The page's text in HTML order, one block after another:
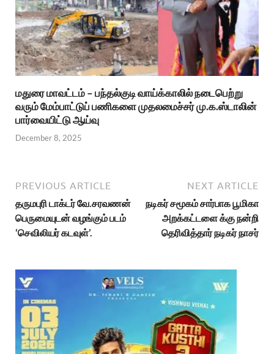
மதுரை மாவட்டம் – பந்தல்குடி வாய்க்காலில் நடைபெற்று
வரும் மேம்பாட்டுப் பணிகளை முதலமைச்சர் மு.க.ஸ்டாலின்
பார்வையிட்டு ஆய்வு
December 8, 2025
PREVIOUS ARTICLE
தருமபுரி டாக்டர் வே.சரவணன்
பெருமையுடன் வழங்கும் படம்
‘செவிலியர் கடவுள்’.
NEXT ARTICLE
நடிகர் சமூகம் சார்பாக பூமிகா
அறக்கட்டளை க்கு நன்றி
தெரிவித்தார் நடிகர் நாசர்